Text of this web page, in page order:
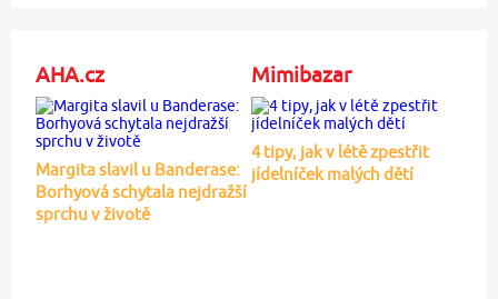
AHA.cz
Margita slavil u Banderase:
Borhyová schytala nejdražší
sprchu v životě
Mimibazar
4 tipy, jak v létě zpestřit
jídelníček malých dětí